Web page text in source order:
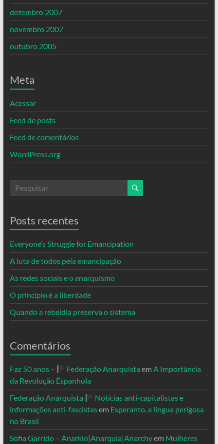
dezembro 2007
novembro 2007
outubro 2005
Meta
Acessar
Feed de posts
Feed de comentários
WordPress.org
Posts recentes
Everyone’s Struggle for Emancipation
A luta de todos pela emancipação
As redes sociais e o anarquismo
O princípio é a liberdade
Quando a rebeldia preserva o sistema
Comentários
Faz 50 anos – Federação Anarquista em A Importância
da Revolução Espanhola
Federação Anarquista
Notícias anti-capitalistas e
informações anti-fascistasem Esperanto, a língua perigosa
no Brasil
Sofia Garrido – Anarkio|Anarquia|Anarchyem Mulheres